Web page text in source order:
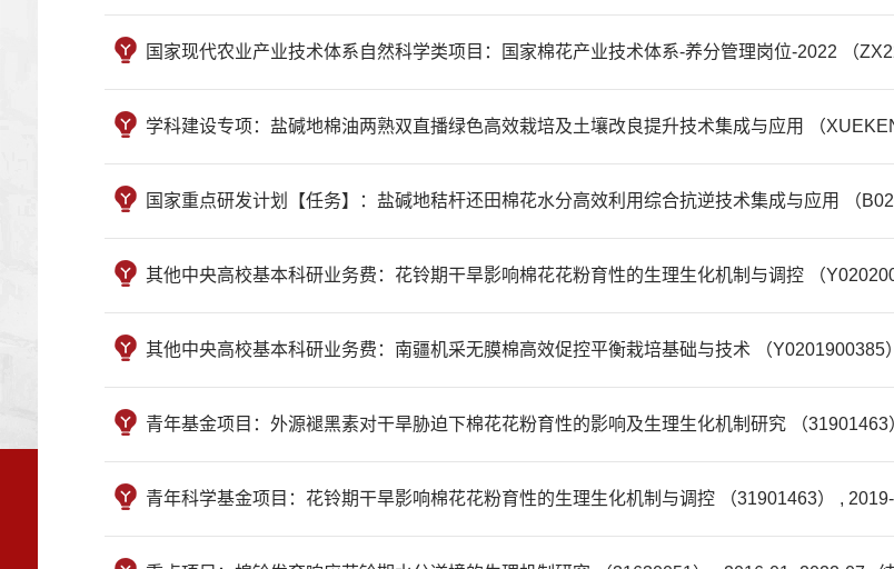
国家现代农业产业技术体系自然科学类项目：国家棉花产业技术体系-养分管理岗位-2022 （
学科建设专项：盐碱地棉油两熟双直播绿色高效栽培及土壤改良提升技术集成与应用 （
国家重点研发计划【任务】：盐碱地秸杆还田棉花水分高效利用综合抗逆技术集成与应用 （
其他中央高校基本科研业务费：花铃期干旱影响棉花花粉育性的生理生化机制与调控 （
其他中央高校基本科研业务费：南疆机采无膜棉高效促控平衡栽培基础与技术 （Y0201900385
青年基金项目：外源褪黑素对干旱胁迫下棉花花粉育性的影响及生理生化机制研究 （31901463
青年科学基金项目：花铃期干旱影响棉花花粉育性的生理生化机制与调控 （31901463） ,